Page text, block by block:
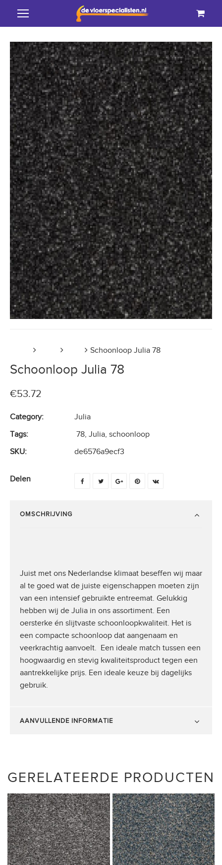
Schoonloop Julia 78
Schoonloop Julia 78
€53.72
Category:
Julia
Tags:
78, Julia, schoonloop
SKU:
de6576a9ecf3
Delen
OMSCHRIJVING
Juist met ons Nederlandse klimaat beseffen wij maar
al te goed wat de juiste eigenschappen moeten zijn
van een intensief gebruikte entreemat. Gelukkig
hebben wij de Julia in ons assortiment. Een
oersterke én slijtvaste schoonloopkwaliteit. Het is
een compacte schoonloop dat aangenaam en
veerkrachtig aanvoelt. Een ideale match tussen een
hoogwaardig en stevig kwaliteitsproduct tegen een
aantrekkelijke prijs. Een ideale keuze bij dagelijks
gebruik.
AANVULLENDE INFORMATIE
GERELATEERDE PRODUCTEN